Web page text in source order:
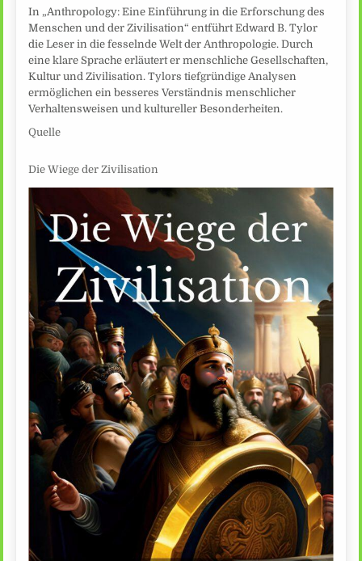
In „Anthropology: Eine Einführung in die Erforschung des
Menschen und der Zivilisation“ entführt Edward B. Tylor
die Leser in die fesselnde Welt der Anthropologie. Durch
eine klare Sprache erläutert er menschliche Gesellschaften,
Kultur und Zivilisation. Tylors tiefgründige Analysen
ermöglichen ein besseres Verständnis menschlicher
Verhaltensweisen und kultureller Besonderheiten.
Quelle
Die Wiege der Zivilisation